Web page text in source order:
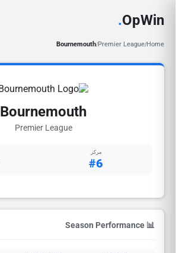
OpWin
.
Home
/
Premier League
/
Bournemouth
Bournemouth
Premier League
مركز
#6
📊 Season Performance